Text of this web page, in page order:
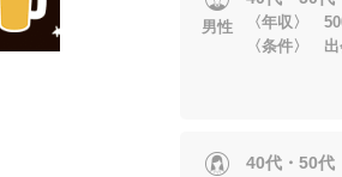
男性
〈年収〉
〈条件〉
40代・50代